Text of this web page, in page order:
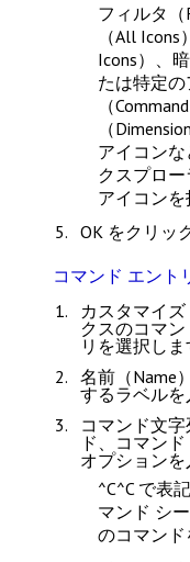
フィルタ（
（All Icons）
Icons）
、
たは特定
（
（
アイコンな
クスプロー
アイコンを
OK をクリッ
コマンド エント
カスタマイズ
クスのコマ
リを選択しま
名前（Name）
するラベルを
コマンド文字
ド、コマン
オプションを
^C^C で表
マンド シ
のコマンド